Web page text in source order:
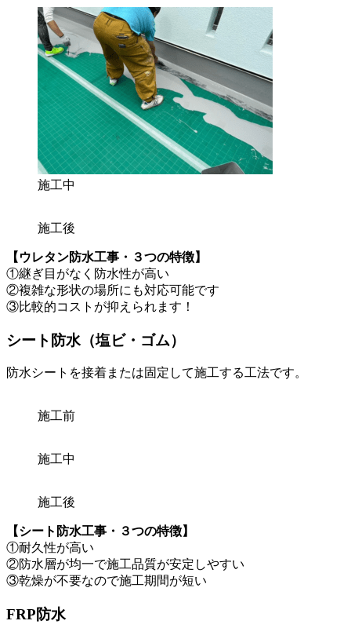
施工中
施工後
【ウレタン防水工事・３つの特徴】
①継ぎ目がなく防水性が高い
②複雑な形状の場所にも対応可能です
③比較的コストが抑えられます！
シート防水（塩ビ・ゴム）
防水シートを接着または固定して施工する工法です。
施工前
施工中
施工後
【シート防水工事・３つの特徴】
①耐久性が高い
②防水層が均一で施工品質が安定しやすい
③乾燥が不要なので施工期間が短い
FRP防水